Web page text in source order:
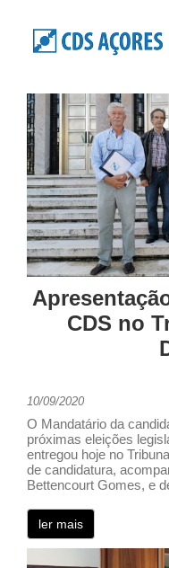
CDS no
10/09/2020
O Mandatário da
próximas eleições
entregou hoje no
de candidatura,
Bettencourt Gomes, e
ler mais